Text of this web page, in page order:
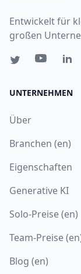
Entwickelt für
großen
UNTERNEHMEN
Über
Branchen (en)
Eigenschaften
Generative KI
Solo-Preise (en)
Team-Preise
Blog (en)